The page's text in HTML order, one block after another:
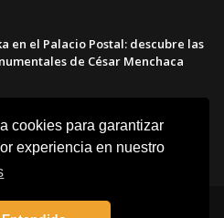
cookies para garantizar
experiencia en nuestro
en el Palacio Postal: descubre las
de César Menchaca
WIXA 26: tradición wixárika,
de